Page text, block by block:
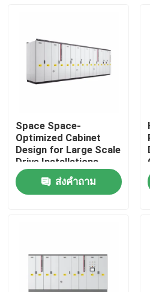
เกี่ยวกับเรา
การควบคุมคุณภาพ
ติดต่อเรา
ไดรฟ์ความถี่ตัวแปร VFD
Space Space-
Optimized Cabinet
Design for Large Scale
Drive Installations
Saving Valuable Floor
Space
ส่งคำถาม